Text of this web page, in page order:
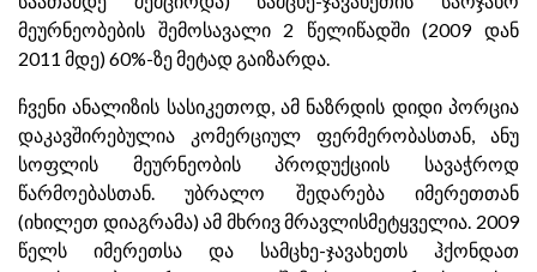
მეურნეობების შემოსავალი 2 წელიწადში (2009 დან
2011 მდე) 60%-ზე მეტად გაიზარდა.
ჩვენი ანალიზის სასიკეთოდ, ამ ნაზრდის დიდი პორცია
დაკავშირებულია კომერციულ ფერმერობასთან, ანუ
სოფლის მეურნეობის პროდუქციის სავაჭროდ
წარმოებასთან. უბრალო შედარება იმერეთთან
(იხილეთ დიაგრამა) ამ მხრივ მრავლისმეტყველია. 2009
წელს იმერეთსა და სამცხე-ჯავახეთს ჰქონდათ